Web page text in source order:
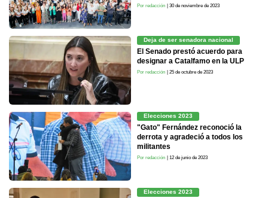
Por redacción | 30 de noviembre de 2023
Deja de ser senadora nacional
El Senado prestó acuerdo para
designar a Catalfamo en la ULP
Por redacción | 25 de octubre de 2023
Elecciones 2023
"Gato" Fernández reconoció la
derrota y agradeció a todos los
militantes
Por redacción | 12 de junio de 2023
Elecciones 2023